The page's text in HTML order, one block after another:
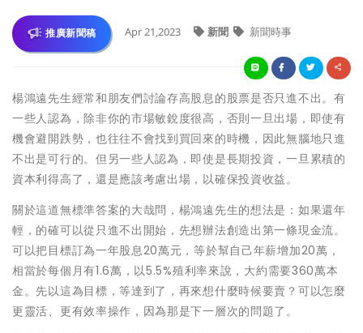
推廣新聞稿 Apr 21,2023 新聞 新聞時事
楊鴻遠先生經常和朋友們討論存高股息的股票是否只進不出。有
一些人認為，除非你的市場敏銳度很高，否則一旦出場，即使有
機會避開跌勢，也往往不會找到買回來的時機，因此無腦地只進
不出是可行的。但另一些人認為，即使是長期投資，一旦累積的
資本利得高了，還是應該考慮出場，以確保投資收益。
關於這道無標準答案的大哉問，楊鴻遠先生的想法是：如果還年
輕，的確可以從只進不出開始，先想辦法創造出第一條現金流。
可以把目標訂為一年股息20萬元，等於幫自己年薪增加20萬，
相當於每個月有1.6萬，以5.5%殖利率來說，大約需要360萬本
金。先以這為目標，等達到了，再來想什麼時候要賣？可以怎麼
更靈活、更有效率操作，因為那是下一層次的問題了。